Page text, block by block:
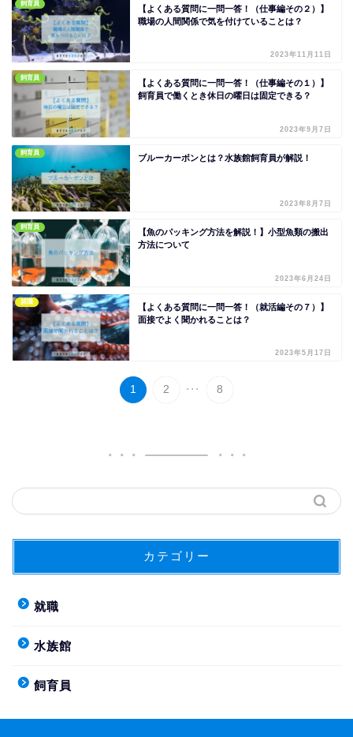
飼育員
【よくある質問に一問一答！（仕事編その２）】
職場の人間関係で気を付けていることは？
2023年11月11日
飼育員
【よくある質問に一問一答！（仕事編その１）】
飼育員で働くとき休日の曜日は固定できる？
2023年9月7日
飼育員
ブルーカーボンとは？水族館飼育員が解説！
2023年8月7日
飼育員
【魚のパッキング方法を解説！】小型魚類の搬出
方法について
2023年6月24日
就職
【よくある質問に一問一答！（就活編その７）】
面接でよく聞かれることは？
2023年5月17日
1 2 ... 8
カテゴリー
就職
水族館
飼育員